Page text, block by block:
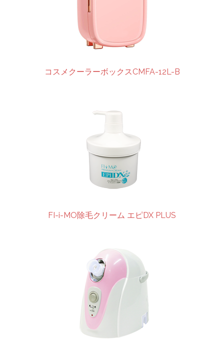
コスメクーラーボックスCMFA-12L-B
FI-i-MO除毛クリーム エピDX PLUS